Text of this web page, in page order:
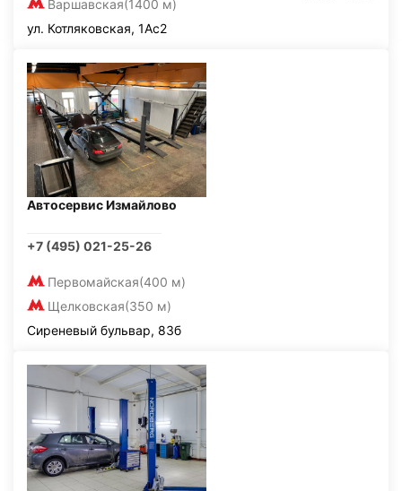
Варшавская(1400 м)
ул. Котляковская, 1Ас2
Автосервис Измайлово
+7 (495) 021-25-26
Первомайская(400 м)
Щелковская(350 м)
Сиреневый бульвар, 83б